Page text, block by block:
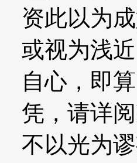
资此以为
或视为浅
自心，即
凭，请详
不以光为